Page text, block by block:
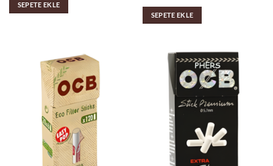
SEPETE EKLE
SEPETE EKLE